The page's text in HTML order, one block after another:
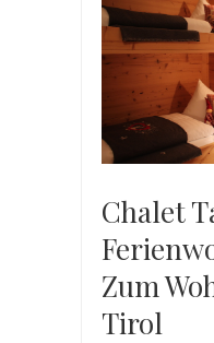
Chalet
Zum
Tirol